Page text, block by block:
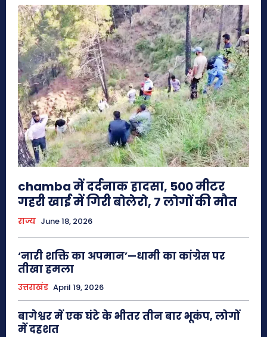
chamba में दर्दनाक हादसा, 500 मीटर
गहरी खाई में गिरी बोलेरो, 7 लोगों की मौत
राज्य June 18, 2026
‘नारी शक्ति का अपमान’—धामी का कांग्रेस पर
तीखा हमला
उत्तराखंड April 19, 2026
बागेश्वर में एक घंटे के भीतर तीन बार भूकंप, लोगों
में दहशत